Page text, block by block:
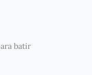
batir